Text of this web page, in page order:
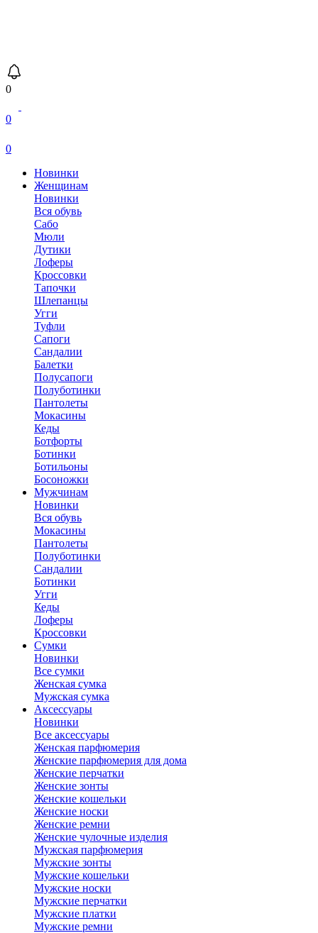
0
0
0
Новинки
Женщинам
Новинки
Вся обувь
Сабо
Мюли
Дутики
Лоферы
Кроссовки
Тапочки
Шлепанцы
Угги
Туфли
Сапоги
Сандалии
Балетки
Полусапоги
Полуботинки
Пантолеты
Мокасины
Кеды
Ботфорты
Ботинки
Ботильоны
Босоножки
Мужчинам
Новинки
Вся обувь
Мокасины
Пантолеты
Полуботинки
Сандалии
Ботинки
Угги
Кеды
Лоферы
Кроссовки
Сумки
Новинки
Все сумки
Женская сумка
Мужская сумка
Аксессуары
Новинки
Все аксессуары
Женская парфюмерия
Женские парфюмерия для дома
Женские перчатки
Женские зонты
Женские кошельки
Женские носки
Женские ремни
Женские чулочные изделия
Мужская парфюмерия
Мужские зонты
Мужские кошельки
Мужские носки
Мужские перчатки
Мужские платки
Мужские ремни